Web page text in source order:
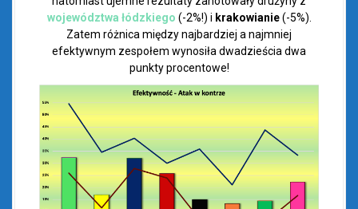
województwa łódzkiego (-2%!) i krakowianie(-5%).
Zatem różnica między najbardziej a najmniej
efektywnym zespołem wynosiła dwadzieścia dwa
punkty procentowe!